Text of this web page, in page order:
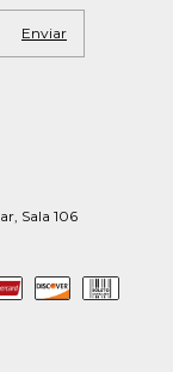
Sala 106